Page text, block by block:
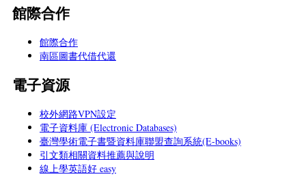
館際合作
館際合作
南區圖書代借代還
電子資源
校外網路VPN設定
電子資料庫 (Electronic Databases)
臺灣學術電子書暨資料庫聯盟查詢系統(E-books)
引文類相關資料推薦與說明
線上學英語好 easy